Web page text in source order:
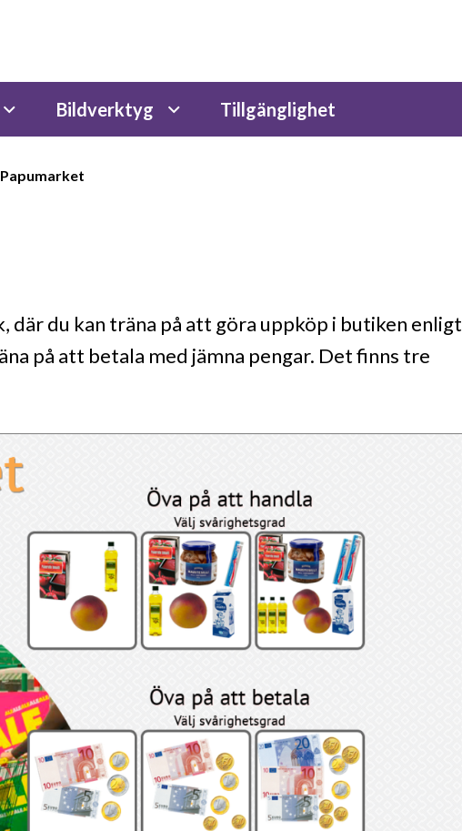
Bildverktyg Tillgänglighet
Papumarket
där du kan träna på att göra uppköp i butiken enligt
på att betala med jämna pengar. Det finns tre